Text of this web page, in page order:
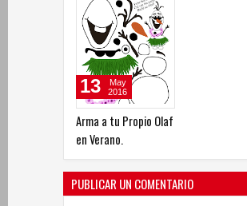
Arma a tu Propio Olaf
en Verano.
13
May
2016
PUBLICAR UN COMENTARIO